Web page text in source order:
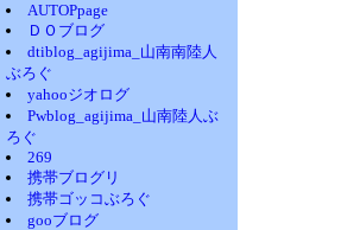
AUTOPpage
ＤＯブログ
dtiblog_agijima_山南南陸人
ぶろぐ
yahooジオログ
Pwblog_agijima_山南陸人ぶ
ろぐ
269
携帯ブログリ
携帯ゴッコぶろぐ
gooブログ